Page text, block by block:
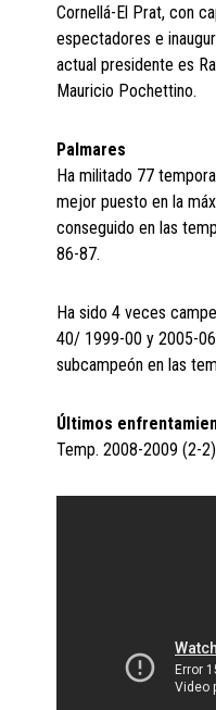
Cornellá-El Prat, con
espectadores e
actual presidente es
Mauricio Pochettino.
Palmares
Ha militado 77
mejor puesto en la
conseguido en las
86-87.
Ha sido 4 veces
40/ 1999-00 y 2005-
subcampeón en las
Últimos
Temp. 2008-2009 (2-